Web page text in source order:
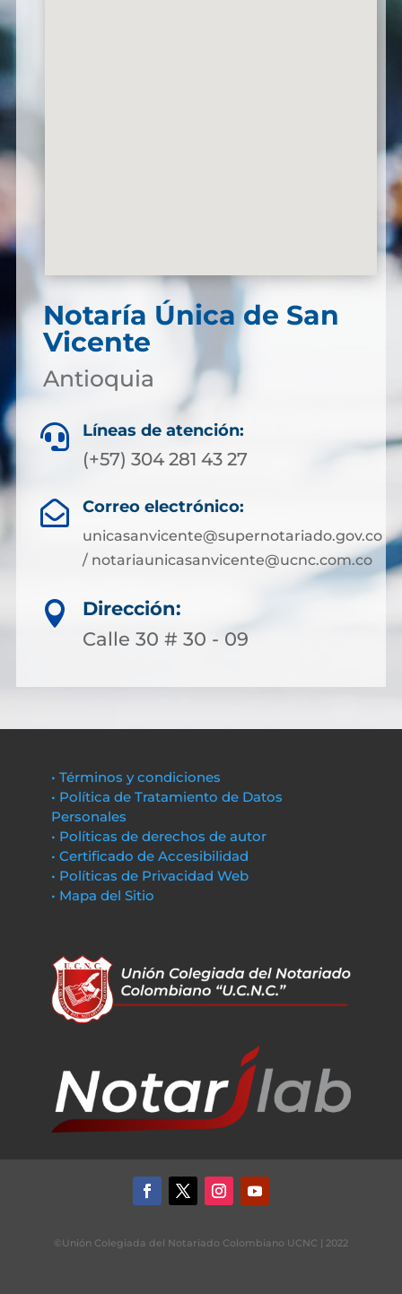
Notaría Única de San
Vicente
Antioquia
 Líneas de atención:
(+57) 304 281 43 27
 Correo electrónico:
unicasanvicente@supernotariado.gov.co
/ notariaunicasanvicente@ucnc.com.co

Dirección:
Calle 30 # 30 - 09
• Términos y condiciones
• Política de Tratamiento de Datos
Personales
• Políticas de derechos de autor
• Certificado de Accesibilidad
• Políticas de Privacidad Web
• Mapa del Sitio
©Unión Colegiada del Notariado Colombiano UCNC | 2022